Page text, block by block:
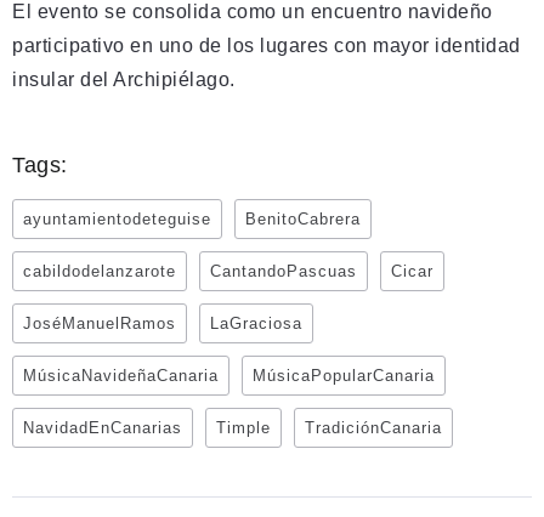
El evento se consolida como un encuentro navideño
participativo en uno de los lugares con mayor identidad
insular del Archipiélago.
Tags:
ayuntamientodeteguise BenitoCabrera
cabildodelanzarote CantandoPascuas Cicar
JoséManuelRamos LaGraciosa
MúsicaNavideñaCanaria MúsicaPopularCanaria
NavidadEnCanarias Timple TradiciónCanaria